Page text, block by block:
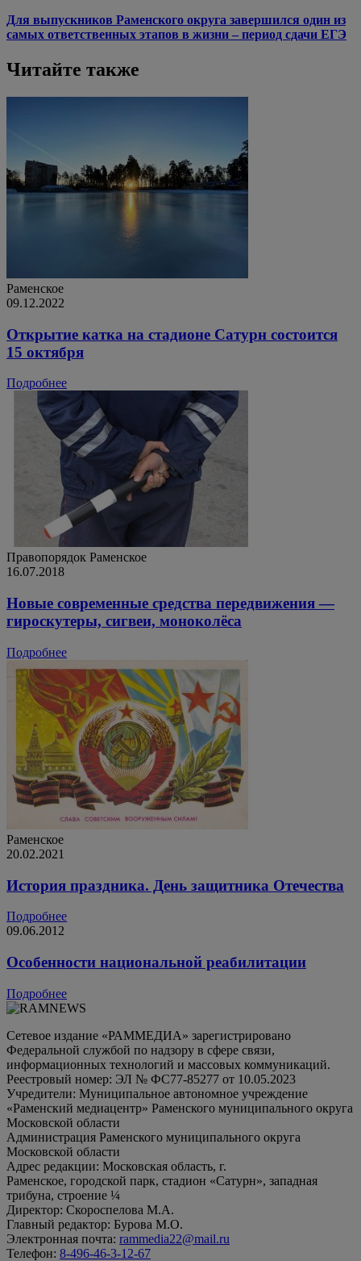
Для выпускников Раменского округа завершился один из
самых ответственных этапов в жизни – период сдачи ЕГЭ
Читайте также
Раменское
09.12.2022
Открытие катка на стадионе Сатурн состоится
15 октября
Подробнее
Правопорядок Раменское
16.07.2018
Новые современные средства передвижения —
гироскутеры, сигвеи, моноколёса
Подробнее
Раменское
20.02.2021
История праздника. День защитника Отечества
Подробнее
09.06.2012
Особенности национальной реабилитации
Подробнее
Сетевое издание «РАММЕДИА» зарегистрировано
Федеральной службой по надзору в сфере связи,
информационных технологий и массовых коммуникаций.
Реестровый номер: ЭЛ № ФС77-85277 от 10.05.2023
Учредители: Муниципальное автономное учреждение
«Раменский медиацентр» Раменского муниципального округа
Московской области
Администрация Раменского муниципального округа
Московской области
Адрес редакции: Московская область, г.
Раменское, городской парк, стадион «Сатурн», западная
трибуна, строение ¼
Директор: Скороспелова М.А.
Главный редактор: Бурова М.О.
Электронная почта: rammedia22@mail.ru
Телефон: 8-496-46-3-12-67